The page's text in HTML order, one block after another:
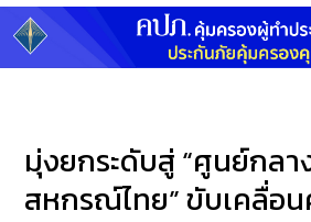
มุ่งยกระดับสู่ “ศูนย์กลา
สหกรณ์ไทย” ขับเคลื่อ